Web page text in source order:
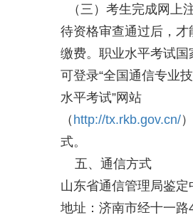
（三）考生完成网上
待资格审查通过后，才
缴费。职业水平考试国
可登录“全国通信专业
水平考试”网站
（ http://tx.rkb.gov.cn/
式。
五、通信方式
山东省通信管理局鉴定
地址：济南市经十一路